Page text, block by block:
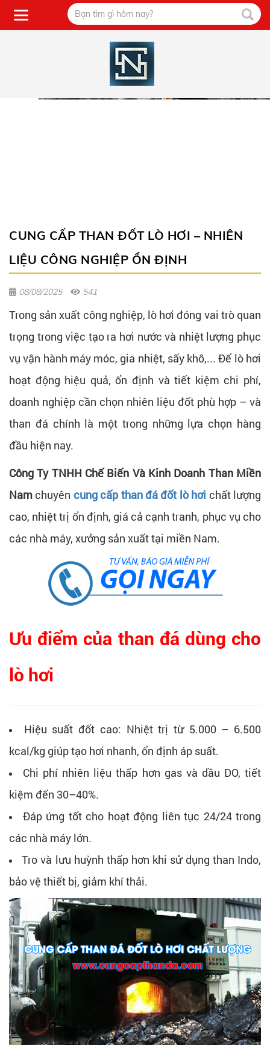
CUNG CẤP THAN ĐỐT LÒ HƠI – NHIÊN
LIỆU CÔNG NGHIỆP ỔN ĐỊNH
08/08/2025 541
Trong sản xuất công nghiệp, lò hơi đóng vai trò quan
trọng trong việc tạo ra hơi nước và nhiệt lượng phục
vụ vận hành máy móc, gia nhiệt, sấy khô,... Để lò hơi
hoạt động hiệu quả, ổn định và tiết kiệm chi phí,
doanh nghiệp cần chọn nhiên liệu đốt phù hợp – và
than đá chính là một trong những lựa chọn hàng
đầu hiện nay.
Công Ty TNHH Chế Biến Và Kinh Doanh Than Miền
Namchuyên cung cấp than đá đốt lò hơi chất lượng
cao, nhiệt trị ổn định, giá cả cạnh tranh, phục vụ cho
các nhà máy, xưởng sản xuất tại miền Nam.
Ưu điểm của than đá dùng cho
lò hơi
Hiệu suất đốt cao: Nhiệt trị từ 5.000 – 6.500
kcal/kg giúp tạo hơi nhanh, ổn định áp suất.
Chi phí nhiên liệu thấp hơn gas và dầu DO, tiết
kiệm đến 30–40%.
Đáp ứng tốt cho hoạt động liên tục 24/24 trong
các nhà máy lớn.
Tro và lưu huỳnh thấp hơn khi sử dụng than Indo,
bảo vệ thiết bị, giảm khí thải.